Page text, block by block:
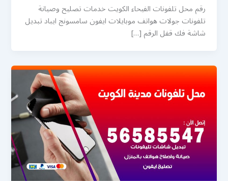
رقم محل تلفونات الفيحاء الكويت خدمات تصليح وصيانة
تلفونات جولات هواتف موبايلات ايفون سامسونج ايباد تبديل
شاشة فك قفل الرقم […]